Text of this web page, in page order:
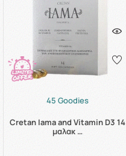
45 Goodies
Cretan Iama and Vitamin D3 14
μαλακ …